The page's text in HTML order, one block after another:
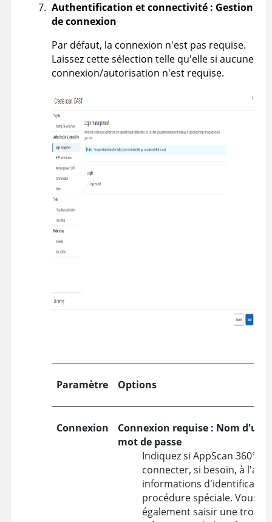
Authentification et connectivité : Gestion
de connexion
Par défaut, la connexion n'est pas requise.
Laissez cette sélection telle qu'elle si aucune
connexion/autorisation n'est requise.
Paramètre Options
Connexion
Connexion requise : Nom
mot de passe
Indiquez si AppScan 360°
connecter, si besoin, à
informations
procédure spéciale. Vous
également saisir une